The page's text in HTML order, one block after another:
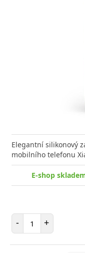
Elegantní silikonový
mobilního telefonu
E-shop
- Počet položek
+